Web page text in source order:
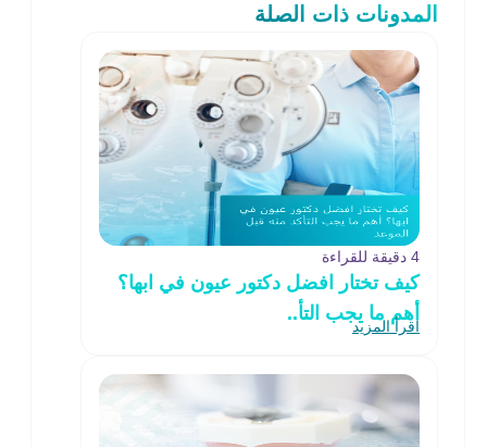
المدونات ذات الصلة
4 دقيقة للقراءة
كيف تختار افضل دكتور عيون في ابها؟
أهم ما يجب التأ..
اقرأ المزيد